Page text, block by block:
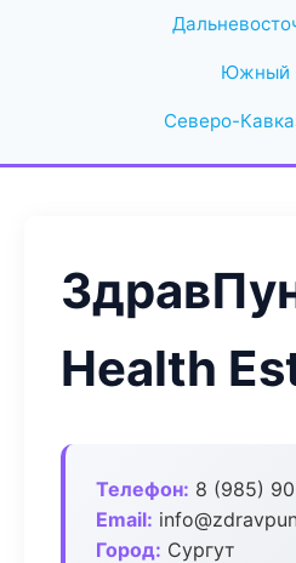
Южный
Северо-
Health
Телефон: 8 (985)
Email:
Город: Сургут